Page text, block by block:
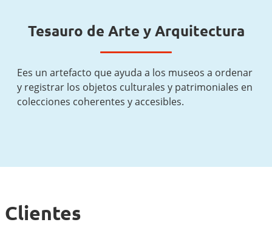
Tesauro de Arte y Arquitectura
Ees un artefacto que ayuda a los museos a ordenar
y registrar los objetos culturales y patrimoniales en
colecciones coherentes y accesibles.
Clientes